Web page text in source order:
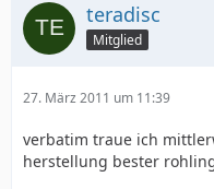
teradisc
Mitglied
27. März 2011 um 11:39
verbatim traue ich
herstellung bester